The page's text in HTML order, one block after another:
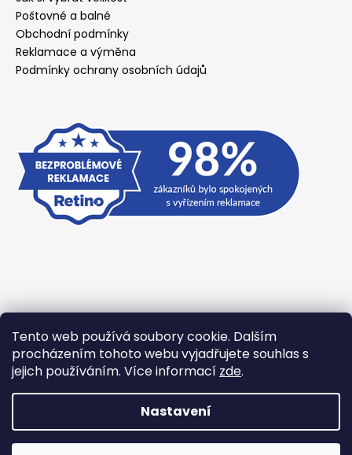
Tento web používá soubory cookie. Dalším
procházením tohoto webu vyjadřujete souhlas s
jejich používáním. Více informací zde.
Nastavení
Poštovné a balné
Obchodní podmínky
Reklamace a výměna
Podmínky ochrany osobních údajů
Přijímáme online platby